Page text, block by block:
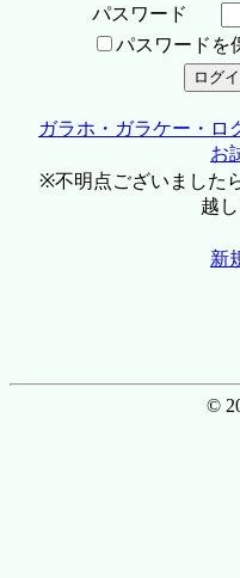
パスワード
パスワードを
ガラホ・ガラケー・ロ
お
※不明点ございました
越
新
©